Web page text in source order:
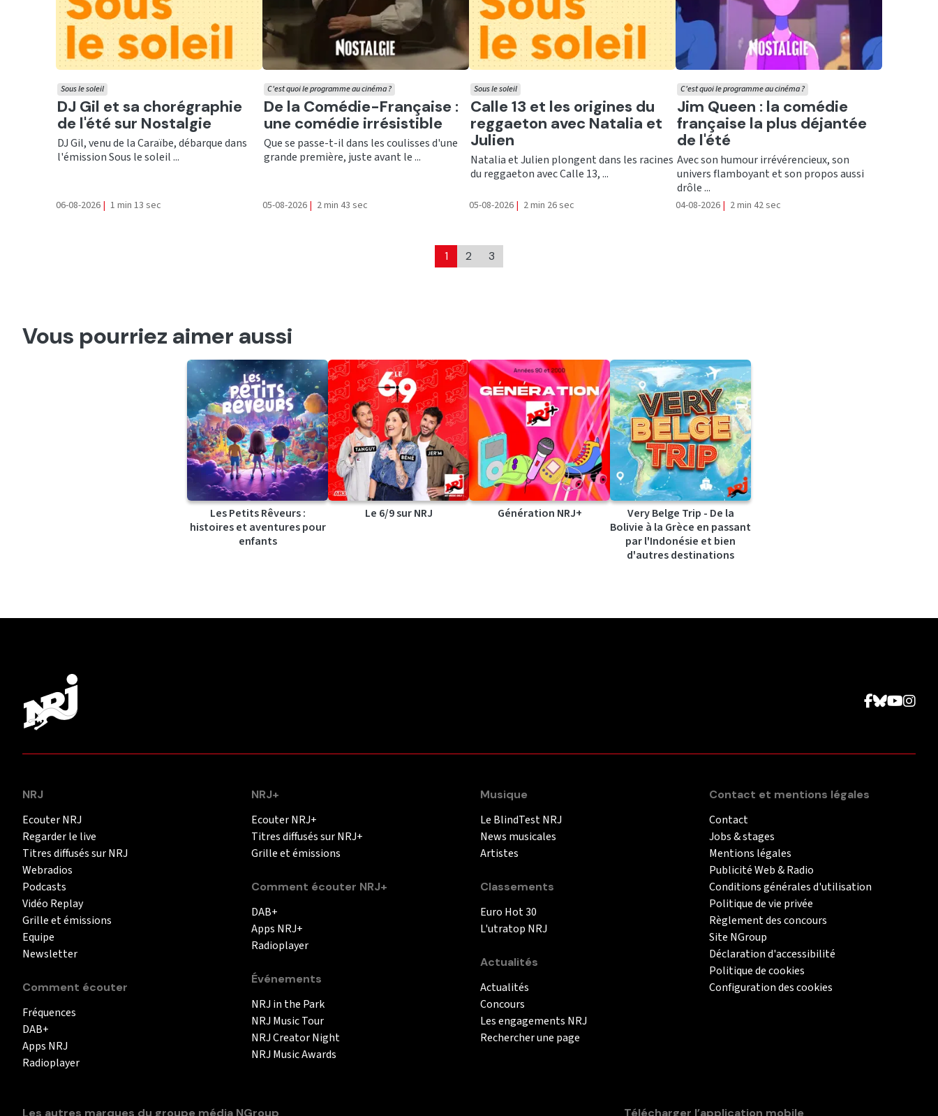
Ecouter
DJ Gil et sa chorégraphie
de l'été sur Nostalgie
Sous le soleil
DJ Gil, venu de la Caraïbe, débarque dans
l'émission Sous le soleil ...
06-08-2026 | 1 min 13 sec
Ecouter
De la Comédie-Française :
une comédie irrésistible
C'est quoi le programme au cinéma ?
Que se passe-t-il dans les coulisses d'une
grande première, juste avant le ...
05-08-2026 | 2 min 43 sec
Ecouter
Calle 13 et les origines du
reggaeton avec Natalia et
Julien
Sous le soleil
Natalia et Julien plongent dans les racines
du reggaeton avec Calle 13, ...
05-08-2026 | 2 min 26 sec
Ecouter
Jim Queen : la comédie
française la plus déjantée
de l'été
C'est quoi le programme au cinéma ?
Avec son humour irrévérencieux, son
univers flamboyant et son propos aussi
drôle ...
04-08-2026 | 2 min 42 sec
1 2 3
Vous pourriez aimer aussi
Les Petits Rêveurs :
histoires et aventures pour
enfants
Le 6/9 sur NRJ Génération NRJ+
Very Belge Trip - De la
Bolivie à la Grèce en passant
par l'Indonésie et bien
d'autres destinations
NRJ
Ecouter NRJ
Regarder le live
Titres diffusés sur NRJ
Webradios
Podcasts
Vidéo Replay
Grille et émissions
Equipe
Newsletter
Comment écouter
Fréquences
DAB+
Apps NRJ
Radioplayer
NRJ+
Ecouter NRJ+
Titres diffusés sur NRJ+
Grille et émissions
Comment écouter NRJ+
DAB+
Apps NRJ+
Radioplayer
Événements
NRJ in the Park
NRJ Music Tour
NRJ Creator Night
NRJ Music Awards
Musique
Le BlindTest NRJ
News musicales
Artistes
Classements
Euro Hot 30
L'utratop NRJ
Actualités
Actualités
Concours
Les engagements NRJ
Rechercher une page
Contact et mentions légales
Contact
Jobs & stages
Mentions légales
Publicité Web & Radio
Conditions générales d'utilisation
Politique de vie privée
Règlement des concours
Site NGroup
Déclaration d'accessibilité
Politique de cookies
Configuration des cookies
Les autres marques du groupe média NGroup Télécharger l’application mobile